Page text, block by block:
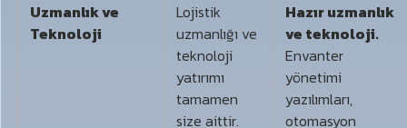
Uzmanlık ve
Teknoloji
Lojistik
uzmanlığı ve
teknoloji
yatırımı
tamamen
size aittir.
Hazır uzmanlık
ve teknoloji.
Envanter
yönetimi
yazılımları,
otomasyon